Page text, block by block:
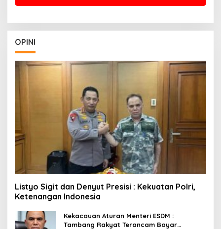
OPINI
Listyo Sigit dan Denyut Presisi : Kekuatan Polri,
Ketenangan Indonesia
Kekacauan Aturan Menteri ESDM :
Tambang Rakyat Terancam Bayar